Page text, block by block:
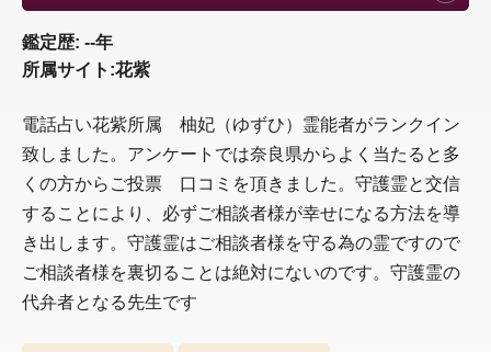
鑑定歴: --年
所属サイト:花紫
電話占い花紫所属 柚妃（ゆずひ）霊能者がランクイン
致しました。アンケートでは奈良県からよく当たると多
くの方からご投票 口コミを頂きました。守護霊と交信
することにより、必ずご相談者様が幸せになる方法を導
き出します。守護霊はご相談者様を守る為の霊ですので
ご相談者様を裏切ることは絶対にないのです。守護霊の
代弁者となる先生です